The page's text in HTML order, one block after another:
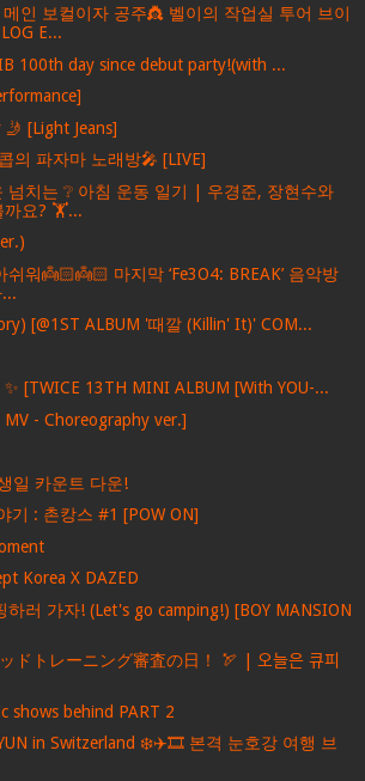
인 보컬이자 공주👸 벨이의 작업실 투어 브이
E...
100th day since debut party!(with ...
[Light Jeans]
의 파자마 노래방🎤 [LIVE]
넘치는 ❔ 아침 운동 일기 | 우경준, 장현수와
까요? 🏋️...
워👼🏻👼🏻 마지막 ‘Fe3O4: BREAK’ 음악방
[@1ST ALBUM '때깔 (Killin' It)' COM...
[TWICE 13TH MINI ALBUM [With YOU-...
MV - Choreography ver.]
일 카운트 다운!
기 : 촌캉스 #1 [POW ON]
Korea X DAZED
하러 가자! (Let's go camping!) [BOY MANSION
トレーニング審査の日！ 🏹 | 오늘은 큐피
shows behind PART 2
in Switzerland ❄️✈️🎞️ 본격 눈호강 여행 브